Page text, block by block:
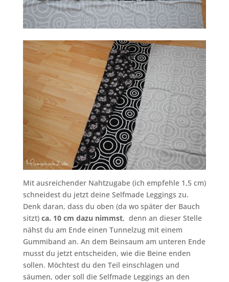
Mit ausreichender Nahtzugabe (ich empfehle 1,5 cm)
schneidest du jetzt deine Selfmade Leggings zu.
Denk daran, dass du oben (da wo später der Bauch
sitzt) ca. 10 cm dazu nimmst, denn an dieser Stelle
nähst du am Ende einen Tunnelzug mit einem
Gummiband an. An dem Beinsaum am unteren Ende
musst du jetzt entscheiden, wie die Beine enden
sollen. Möchtest du den Teil einschlagen und
säumen, oder soll die Selfmade Leggings an den